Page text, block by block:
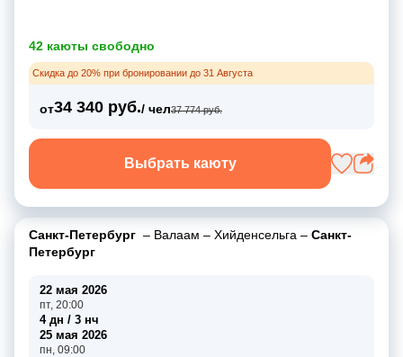
42 каюты свободно
Скидка до 20% при бронировании до 31 Августа
от34 340 руб./ чел37 774 руб.
Выбрать каюту
Санкт-Петербург – Валаам – Хийденсельга – Санкт-
Петербург
22 мая 2026
пт, 20:00
4 дн / 3 нч
25 мая 2026
пн, 09:00